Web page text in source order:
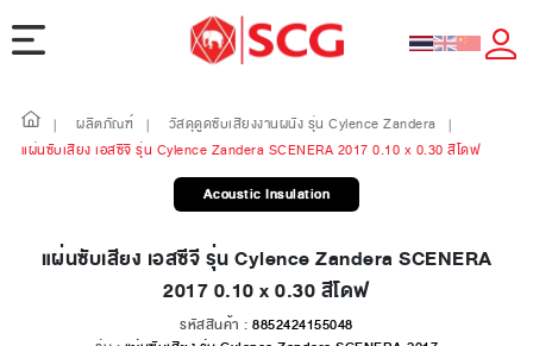
| ผลิตภัณฑ์ | วัสดุดูดซับเสียงงานผนัง รุ่น Cylence Zandera
|
แผ่นซับเสียง เอสซีจี รุ่น Cylence Zandera SCENERA 2017 0.10 x 0.30 สีโดฟ
Acoustic Insulation
แผ่นซับเสียง เอสซีจี รุ่น Cylence Zandera SCENERA
2017 0.10 x 0.30 สีโดฟ
รหัสสินค้า : 8852424155048